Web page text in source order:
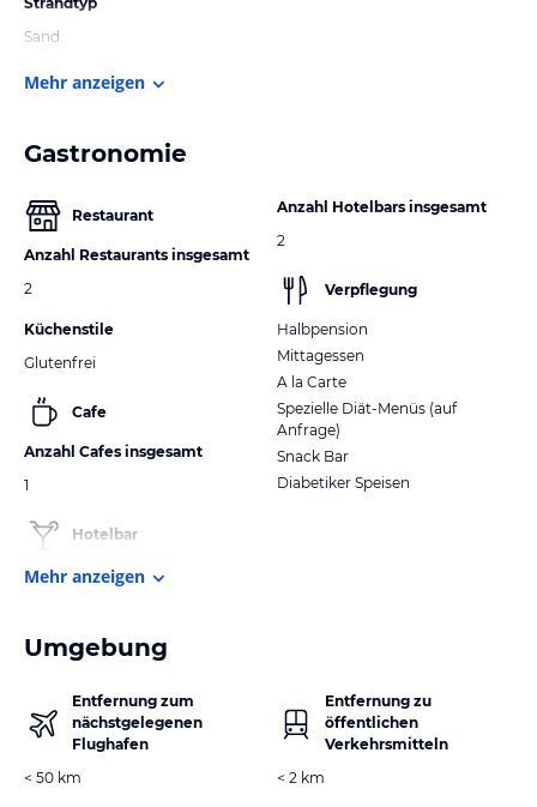
Sand
Mehr anzeigen
Gastronomie
Restaurant
Anzahl Restaurants insgesamt
2
Küchenstile
Glutenfrei
Cafe
Anzahl Cafes insgesamt
1
Hotelbar
Anzahl Hotelbars insgesamt
2
Verpflegung
Halbpension
Mittagessen
A la Carte
Spezielle Diät-Menüs (auf
Anfrage)
Snack Bar
Diabetiker Speisen
Mehr anzeigen
Umgebung
Entfernung zum
nächstgelegenen
Flughafen
< 50 km
Entfernung zu
öffentlichen
Verkehrsmitteln
< 2 km